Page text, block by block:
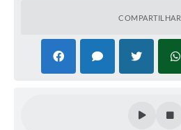
COMPARTILHAR